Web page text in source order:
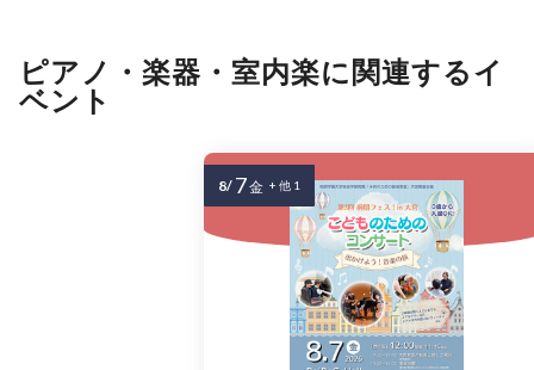
ピアノ・楽器・室内楽に関連するイ
ベント
8/ 7金 + 他 1